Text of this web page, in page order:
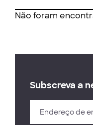
Não foram
Subscreva a